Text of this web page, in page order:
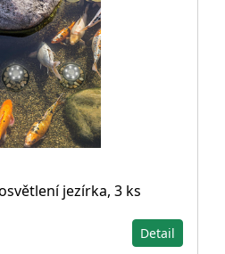
jezírka, 3 ks
Detail